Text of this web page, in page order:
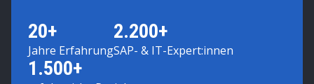
20+
Jahre Erfahrung
2.200+
SAP- & IT-Expert:innen
1.500+